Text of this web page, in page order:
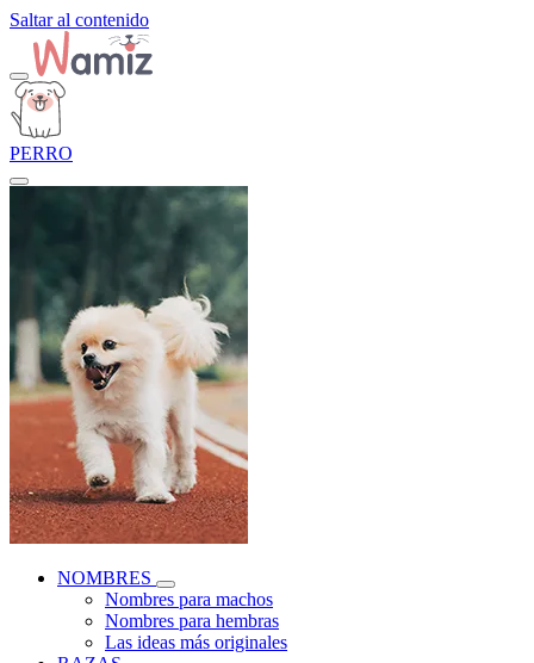
Saltar al contenido
PERRO
NOMBRES
Nombres para machos
Nombres para hembras
Las ideas más originales